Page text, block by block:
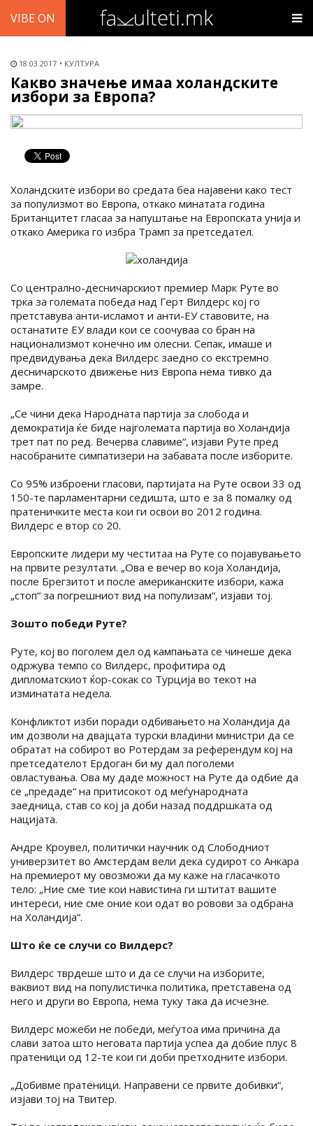
VIBE ON
18.03.2017 КУЛТУРА
Какво значење имаа холандските
избори за Европа?
Холандските избори во средата беа најавени како тест
за популизмот во Европа, откако минатата година
Британцитет гласаа за напуштање на Европската унија и
откако Америка го избра Трамп за претседател.
Со централно-десничарскиот премиер Марк Руте во
трка за големата победа над Герт Вилдерс кој го
претставува анти-исламот и анти-ЕУ ставовите, на
останатите ЕУ влади кои се соочуваа со бран на
национализмот конечно им олесни. Сепак, имаше и
предвидувања дека Вилдерс заедно со екстремно
десничарското движење низ Европа нема тивко да
замре.
„Се чини дека Народната партија за слобода и
демократија ќе биде најголемата партија во Холандија
трет пат по ред. Вечерва славиме“, изјави Руте пред
насобраните симпатизери на забавата после изборите.
Со 95% изброени гласови, партијата на Руте освои 33 од
150-те парламентарни седишта, што е за 8 помалку од
пратеничките места кои ги освои во 2012 година.
Вилдерс е втор со 20.
Европските лидери му честитаа на Руте со појавувањето
на првите резултати. „Ова е вечер во која Холандија,
после Брегзитот и после американските избори, кажа
„стоп“ за погрешниот вид на популизам“, изјави тој.
Зошто победи Руте?
Руте, кој во поголем дел од кампањата се чинеше дека
одржува темпо со Вилдерс, профитира од
дипломатскиот ќор-сокак со Турција во текот на
изминатата недела.
Конфликтот изби поради одбивањето на Холандија да
им дозволи на двајцата турски владини министри да се
обратат на собирот во Ротердам за референдум кој на
претседателот Ердоган би му дал поголеми
овластувања. Ова му даде можност на Руте да одбие да
се „предаде“ на притисокот од меѓународната
заедница, став со кој ја доби назад поддршката од
нацијата.
Андре Кроувел, политички научник од Слободниот
универзитет во Амстердам вели дека судирот со Анкара
на премиерот му овозможи да му каже на гласачкото
тело: „Ние сме тие кои навистина ги штитат вашите
интереси, ние сме оние кои одат во ровови за одбрана
на Холандија“.
Што ќе се случи со Вилдерс?
Вилдерс тврдеше што и да се случи на изборите,
ваквиот вид на популистичка политика, претставена од
него и други во Европа, нема туку така да исчезне.
Вилдерс можеби не победи, меѓутоа има причина да
слави затоа што неговата партија успеа да добие плус 8
пратеници од 12-те кои ги доби претходните избори.
„Добивме пратеници. Направени се првите добивки“,
изјави тој на Твитер.